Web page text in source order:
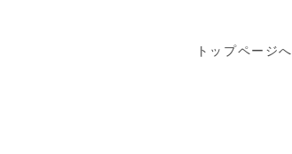
トップページへ